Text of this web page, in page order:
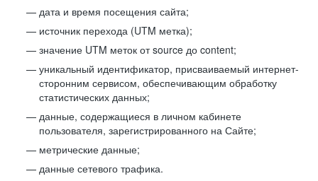
дата и время посещения сайта;
источник перехода (UTM метка);
значение UTM меток от source до content;
уникальный идентификатор, присваиваемый интернет-
сторонним сервисом, обеспечивающим обработку
статистических данных;
данные, содержащиеся в личном кабинете
пользователя, зарегистрированного на Сайте;
метрические данные;
данные сетевого трафика.